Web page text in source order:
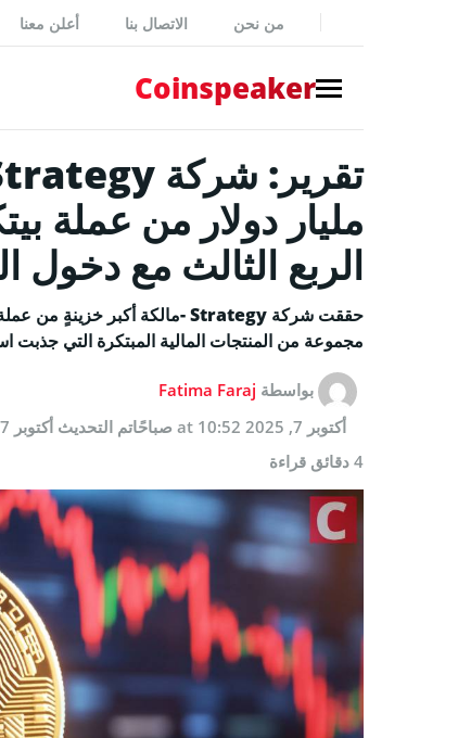
من نحن الاتصال بنا أعلن معنا
Coinspeaker
الربع الثالث مع دخول
مجموعة من المنتجات المالية المبتكرة التي
بواسطة Fatima Faraj
أكتوبر 7, 2025 at 10:52 صباحًا
تم التحديث أكتوبر 7, 2025 at 10:52 صباحًا
4 دقائق قراءة